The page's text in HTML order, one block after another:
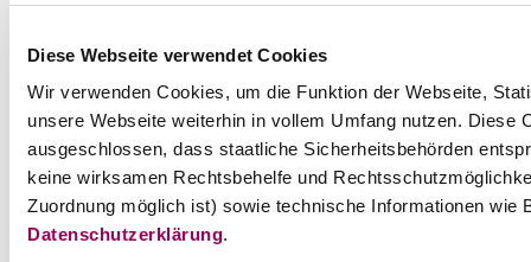
Diese Webseite verwendet Cookies
Wir verwenden Cookies, um die Funktion der Webseite,
unsere Webseite weiterhin in vollem Umfang nutzen.
ausgeschlossen, dass staatliche Sicherheitsbehörden
keine wirksamen Rechtsbehelfe und
Zuordnung möglich ist) sowie technische Informationen
Datenschutzerklärung.